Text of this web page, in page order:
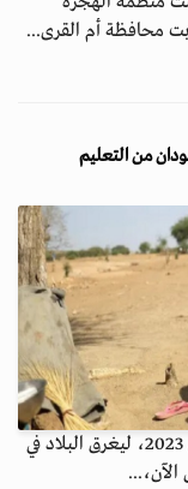
محافظة أم القرى...
من التعليم
اندلع النزاع المسلح في السودان في منتصف أبريل 2023، ليغرق البلاد في
الآن،...